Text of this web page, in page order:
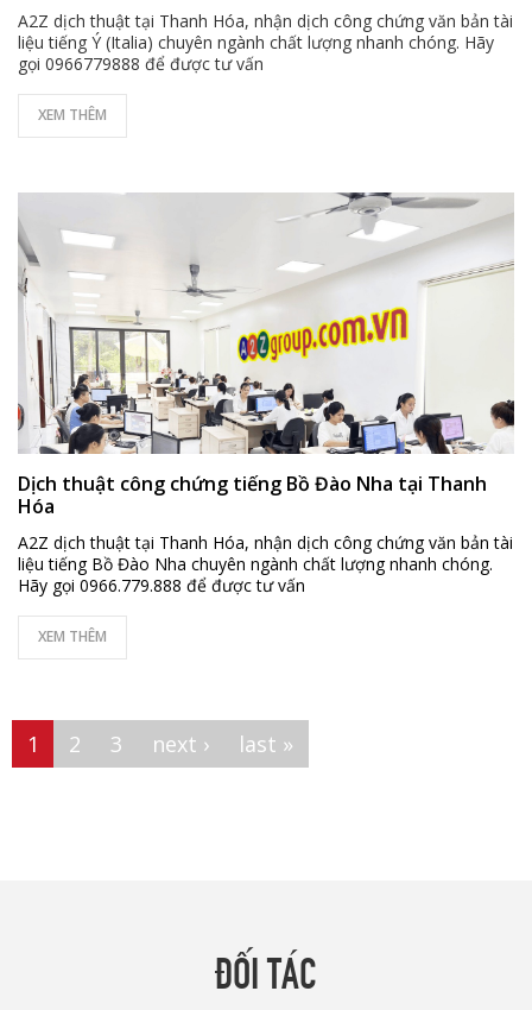
A2Z dịch thuật tại Thanh Hóa, nhận dịch công chứng văn bản tài
liệu tiếng Ý (Italia) chuyên ngành chất lượng nhanh chóng. Hãy
gọi 0966779888 để được tư vấn
XEM THÊM
Dịch thuật công chứng tiếng Bồ Đào Nha tại Thanh
Hóa
A2Z dịch thuật tại Thanh Hóa, nhận dịch công chứng văn bản tài
liệu tiếng Bồ Đào Nha chuyên ngành chất lượng nhanh chóng.
Hãy gọi 0966.779.888 để được tư vấn
XEM THÊM
Pages
1 2 3 next › last »
ĐỐI TÁC